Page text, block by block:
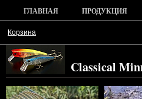
ГЛАВНАЯ ПРОДУКЦИЯ
Корзина
Classical